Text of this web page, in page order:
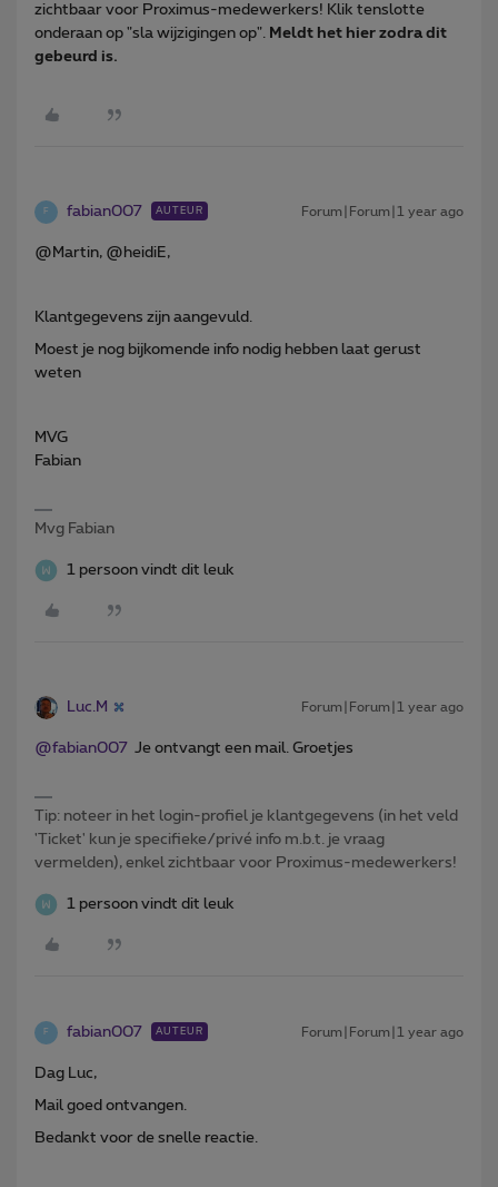
zichtbaar voor Proximus-medewerkers! Klik tenslotte
onderaan op "sla wijzigingen op".
Meldt het hier zodra dit
gebeurd is.
F fabian007 AUTEUR Forum|Forum|1 year ago
@Martin, @heidiE,
Klantgegevens zijn aangevuld.
Moest je nog bijkomende info nodig hebben laat gerust
weten
MVG
Fabian
Mvg Fabian
1 persoon vindt dit leuk
Luc.M Forum|Forum|1 year ago
@fabian007 Je ontvangt een mail. Groetjes
Tip: noteer in het login-profiel je klantgegevens (in het veld
'Ticket' kun je specifieke/privé info m.b.t. je vraag
vermelden), enkel zichtbaar voor Proximus-medewerkers!
1 persoon vindt dit leuk
F fabian007 AUTEUR Forum|Forum|1 year ago
Dag Luc,
Mail goed ontvangen.
Bedankt voor de snelle reactie.